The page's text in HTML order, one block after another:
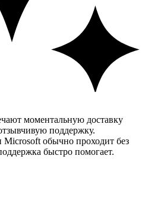
моментальную доставку
поддержку.
Microsoft обычно проходит без
быстро помогает.